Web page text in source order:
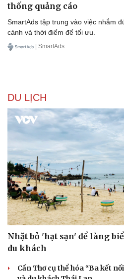
Sức khỏe
Dinh dưỡng - món ngon
Sản phụ khoa
Nhi khoa
Nam khoa
Làm đẹp - giảm cân
Phòng mạch online
Ăn sạch sống khỏe
thống quảng cáo
SmartAds tập trung vào việc nhắm
cảnh và thời điểm để tối ưu.
| SmartAds
DU LỊCH
Nhặt bỏ 'hạt sạn' để làng
du khách
Cần Thơ cụ thể hóa “Ba kết